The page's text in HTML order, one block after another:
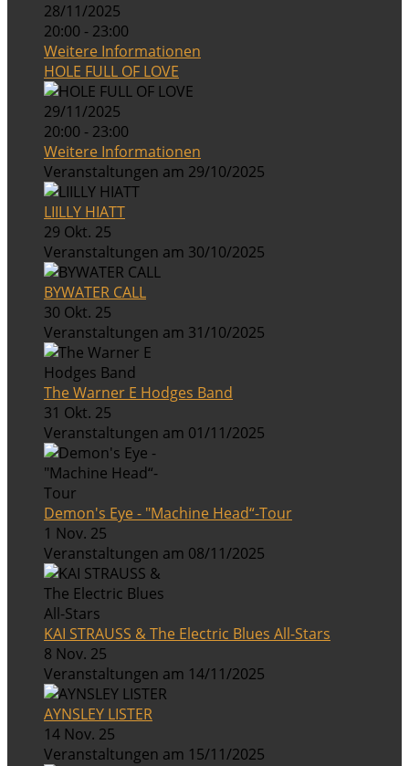
28/11/2025
20:00 - 23:00
Weitere Informationen
HOLE FULL OF LOVE
29/11/2025
20:00 - 23:00
Weitere Informationen
Veranstaltungen am 29/10/2025
LIILLY HIATT
29 Okt. 25
Veranstaltungen am 30/10/2025
BYWATER CALL
30 Okt. 25
Veranstaltungen am 31/10/2025
The Warner E Hodges Band
31 Okt. 25
Veranstaltungen am 01/11/2025
Demon's Eye - "Machine Head“-Tour
1 Nov. 25
Veranstaltungen am 08/11/2025
KAI STRAUSS & The Electric Blues All-Stars
8 Nov. 25
Veranstaltungen am 14/11/2025
AYNSLEY LISTER
14 Nov. 25
Veranstaltungen am 15/11/2025